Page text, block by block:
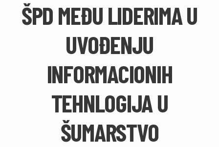
ŠPD MEĐU LIDERIMA U
UVOĐENJU
INFORMACIONIH
TEHNLOGIJA U
ŠUMARSTVO